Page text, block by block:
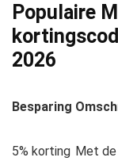
Populaire
2026
Besparing
5% korting Met de